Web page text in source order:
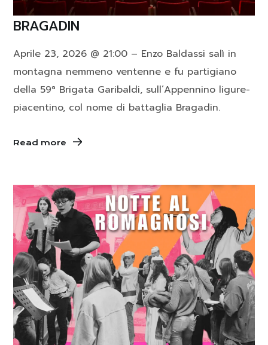
BRAGADIN
Aprile 23, 2026 @ 21:00 – Enzo Baldassi salì in
montagna nemmeno ventenne e fu partigiano
della 59ª Brigata Garibaldi, sull’Appennino ligure-
piacentino, col nome di battaglia Bragadin.
Read more